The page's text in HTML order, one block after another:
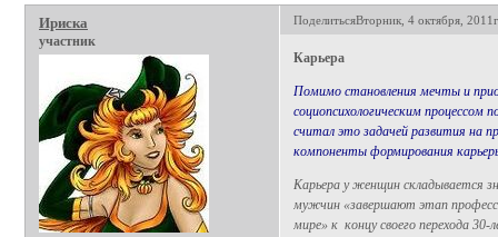
ПоделитьсяВторник, 4 октября,
Ириска
участник
Карьера
Помимо становления мечты и
социопсихологическим процессом
считал это задачей развития на
компоненты формирования
Карьера у женщин складывается
мужчин «завершают этап
мире» к концу своего перехода